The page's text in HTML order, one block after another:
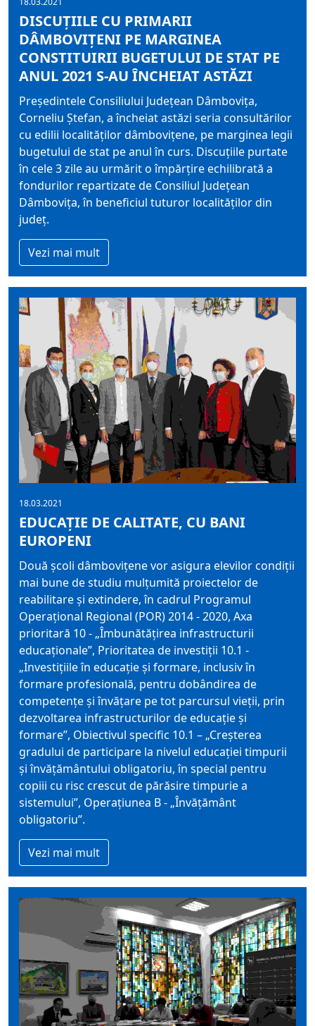
DISCUȚIILE CU PRIMARII
DÂMBOVIȚENI PE MARGINEA
CONSTITUIRII BUGETULUI DE STAT PE
ANUL 2021 S-AU ÎNCHEIAT ASTĂZI
Președintele Consiliului Județean Dâmbovița,
Corneliu Ștefan, a încheiat astăzi seria consultărilor
cu edilii localităților dâmbovițene, pe marginea legii
bugetului de stat pe anul în curs. Discuțiile purtate
în cele 3 zile au urmărit o împărțire echilibrată a
fondurilor repartizate de Consiliul Județean
Dâmbovița, în beneficiul tuturor localităților din
județ.
Vezi mai mult
18.03.2021
EDUCAȚIE DE CALITATE, CU BANI
EUROPENI
Două școli dâmbovițene vor asigura elevilor condiții
mai bune de studiu mulțumită proiectelor de
reabilitare și extindere, în cadrul Programul
Operațional Regional (POR) 2014 - 2020, Axa
prioritară 10 - „Îmbunătățirea infrastructurii
educaționale”, Prioritatea de investiții 10.1 -
„Investițiile în educație și formare, inclusiv în
formare profesională, pentru dobândirea de
competențe și învățare pe tot parcursul vieții, prin
dezvoltarea infrastructurilor de educație și
formare”, Obiectivul specific 10.1 – „Creșterea
gradului de participare la nivelul educației timpurii
şi învățământului obligatoriu, în special pentru
copiii cu risc crescut de părăsire timpurie a
sistemului”, Operațiunea B - „Învățământ
obligatoriu”.
Vezi mai mult